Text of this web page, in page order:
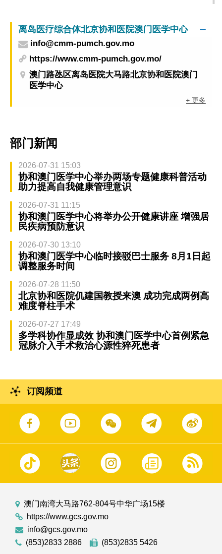
离岛医疗综合体北京协和医院澳门医学中心
info@cmm-pumch.gov.mo
https://www.cmm-pumch.gov.mo/
澳门路氹区离岛医院大马路北京协和医院澳门
医学中心
+ 更多
部门新闻
2026-07-31 15:03
协和澳门医学中心举办两场专题健康科普活动
助力提高自我健康管理意识
2026-07-31 11:15
协和澳门医学中心将举办公开健康讲座 增强居
民疾病预防意识
2026-07-30 13:10
协和澳门医学中心临时接驳巴士服务 8月1日起
调整服务时间
2026-07-28 11:50
北京协和医院仉建国教授来澳 成功完成两例高
难度脊柱手术
2026-07-27 17:49
多学科协作显成效 协和澳门医学中心首例紧急
冠脉介入手术救治心源性猝死患者
订阅频道
澳门南湾大马路762-804号中华广场15楼
https://www.gcs.gov.mo
info@gcs.gov.mo
(853)2833 2886
(853)2835 5426